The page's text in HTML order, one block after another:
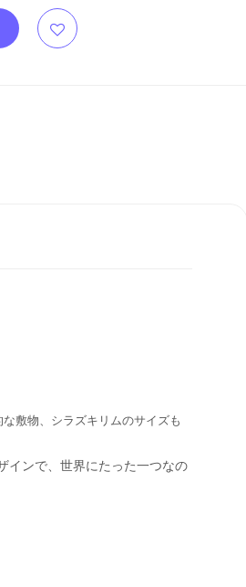
敷物、シラズキリムのサイズも
インで、世界にたった一つなの